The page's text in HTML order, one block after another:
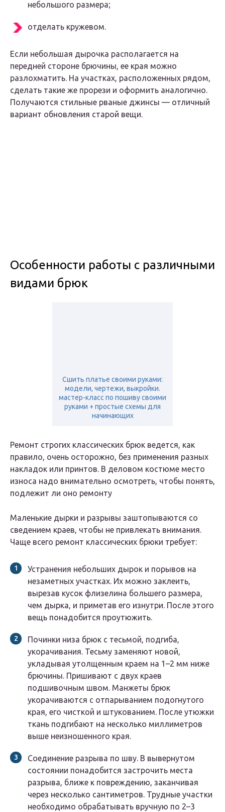
небольшого размера;
отделать кружевом.
Если небольшая дырочка располагается на
передней стороне брючины, ее края можно
разлохматить. На участках, расположенных рядом,
сделать такие же прорези и оформить аналогично.
Получаются стильные рваные джинсы — отличный
вариант обновления старой вещи.
Особенности работы с различными
видами брюк
Сшить платье своими руками:
модели, чертежи, выкройки.
мастер-класс по пошиву своими
руками + простые схемы для
начинающих
Ремонт строгих классических брюк ведется, как
правило, очень осторожно, без применения разных
накладок или принтов. В деловом костюме место
износа надо внимательно осмотреть, чтобы понять,
подлежит ли оно ремонту
Маленькие дырки и разрывы заштопываются со
сведением краев, чтобы не привлекать внимания.
Чаще всего ремонт классических брюки требует:
Устранения небольших дырок и порывов на
незаметных участках. Их можно заклеить,
вырезав кусок флизелина большего размера,
чем дырка, и приметав его изнутри. После этого
вещь понадобится проутюжить.
Починки низа брюк с тесьмой, подгиба,
укорачивания. Тесьму заменяют новой,
укладывая утолщенным краем на 1–2 мм ниже
брючины. Пришивают с двух краев
подшивочным швом. Манжеты брюк
укорачиваются с отпарыванием подогнутого
края, его чисткой и штукованием. После утюжки
ткань подгибают на несколько миллиметров
выше неизношенного края.
Соединение разрыва по шву. В вывернутом
состоянии понадобится застрочить места
разрыва, ближе к повреждению, заканчивая
через несколько сантиметров. Трудные участки
необходимо обрабатывать вручную по 2–3